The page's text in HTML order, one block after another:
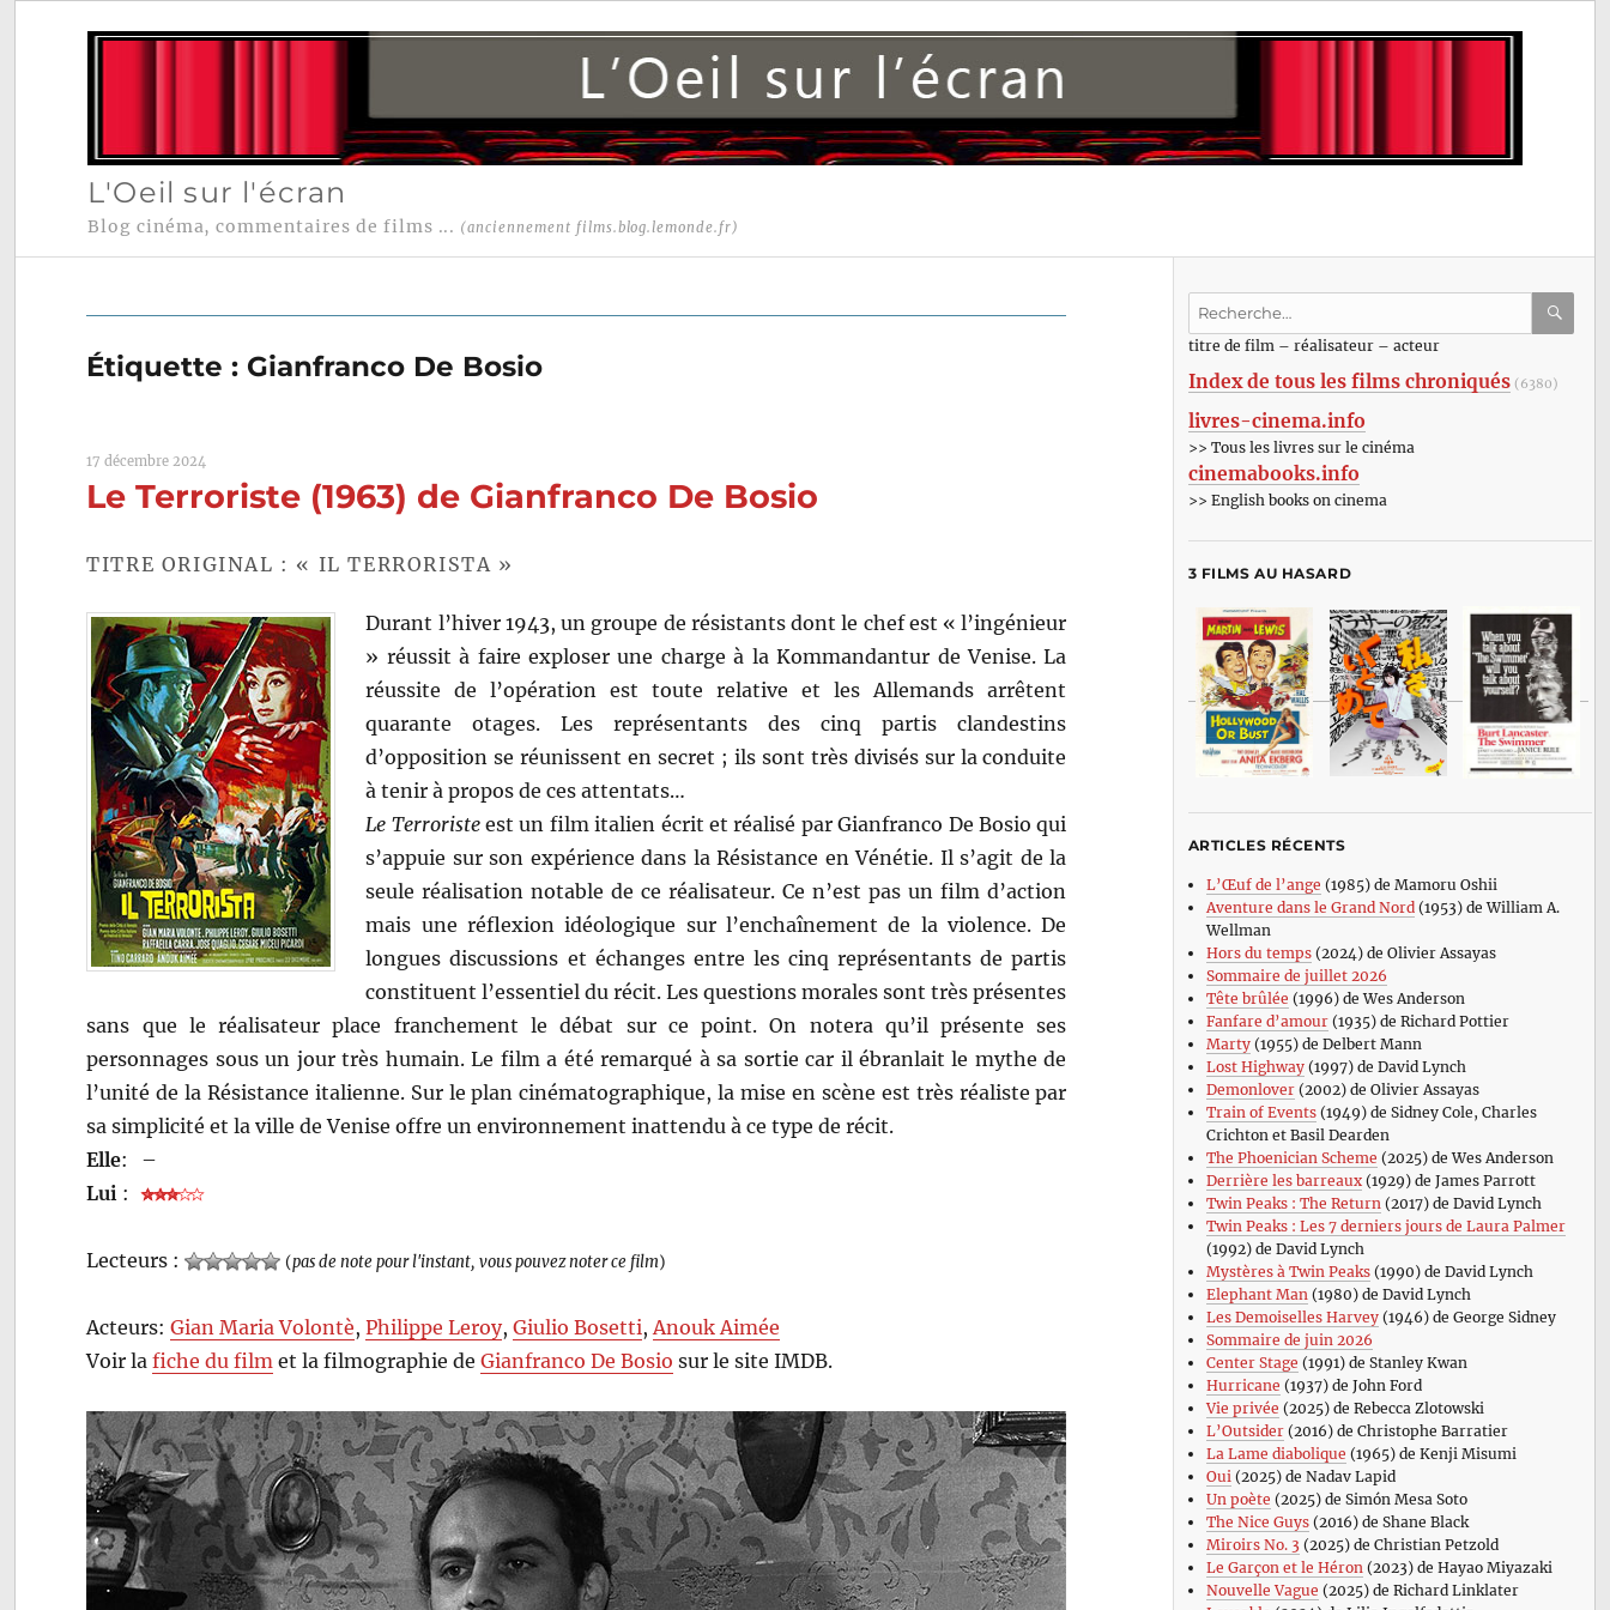
L'Oeil sur l'écran
Blog cinéma, commentaires de films ... (anciennement films.blog.lemonde.fr)
Étiquette : Gianfranco De Bosio
17 décembre 2024
Le Terroriste (1963) de Gianfranco De Bosio
TITRE ORIGINAL : « IL TERRORISTA »
Durant l’hiver 1943, un groupe de résistants dont le chef est « l’ingénieur
» réussit à faire exploser une charge à la Kommandantur de Venise. La
réussite de l’opération est toute relative et les Allemands arrêtent
quarante otages. Les représentants des cinq partis clandestins
d’opposition se réunissent en secret ; ils sont très divisés sur la conduite
à tenir à propos de ces attentats…
Le Terroristeest un film italien écrit et réalisé par Gianfranco De Bosio qui
s’appuie sur son expérience dans la Résistance en Vénétie. Il s’agit de la
seule réalisation notable de ce réalisateur. Ce n’est pas un film d’action
mais une réflexion idéologique sur l’enchaînement de la violence. De
longues discussions et échanges entre les cinq représentants de partis
constituent l’essentiel du récit. Les questions morales sont très présentes
sans que le réalisateur place franchement le débat sur ce point. On notera qu’il présente ses
personnages sous un jour très humain. Le film a été remarqué à sa sortie car il ébranlait le mythe de
l’unité de la Résistance italienne. Sur le plan cinématographique, la mise en scène est très réaliste par
sa simplicité et la ville de Venise offre un environnement inattendu à ce type de récit.
Elle:
–
Lui :
Lecteurs : (pas de note pour l'instant, vous pouvez noter ce film)
Acteurs:Gian Maria Volontè,Philippe Leroy,Giulio Bosetti, Anouk Aimée
Voir lafiche du film et la filmographie deGianfranco De Bosio sur le site IMDB.
Recherche
:titre de film – réalisateur – acteur
Index de tous les films chroniqués (6380)
livres-cinema.info
>> Tous les livres sur le cinéma
cinemabooks.info
>> English books on cinema
3 FILMS AU HASARD
ARTICLES RÉCENTS
L’Œuf de l’ange (1985) de Mamoru Oshii
Aventure dans le Grand Nord(1953) de William A.
Wellman
Hors du temps(2024) de Olivier Assayas
Sommaire de juillet 2026
Tête brûlée (1996) de Wes Anderson
Fanfare d’amour(1935) de Richard Pottier
Marty(1955) de Delbert Mann
Lost Highway(1997) de David Lynch
Demonlover(2002) de Olivier Assayas
Train of Events(1949) de Sidney Cole, Charles
Crichton et Basil Dearden
The Phoenician Scheme (2025) de Wes Anderson
Derrière les barreaux(1929) de James Parrott
Twin Peaks : The Return(2017) de David Lynch
Twin Peaks : Les 7 derniers jours de Laura Palmer
(1992) de David Lynch
Mystères à Twin Peaks(1990) de David Lynch
Elephant Man(1980) de David Lynch
Les Demoiselles Harvey(1946) de George Sidney
Sommaire de juin 2026
Center Stage (1991) de Stanley Kwan
Hurricane (1937) de John Ford
Vie privée (2025) de Rebecca Zlotowski
L’Outsider(2016) de Christophe Barratier
La Lame diabolique (1965) de Kenji Misumi
Oui(2025) de Nadav Lapid
Un poète (2025) de Simón Mesa Soto
The Nice Guys(2016) de Shane Black
Miroirs No. 3 (2025) de Christian Petzold
Le Garçon et le Héron(2023) de Hayao Miyazaki
Nouvelle Vague (2025) de Richard Linklater